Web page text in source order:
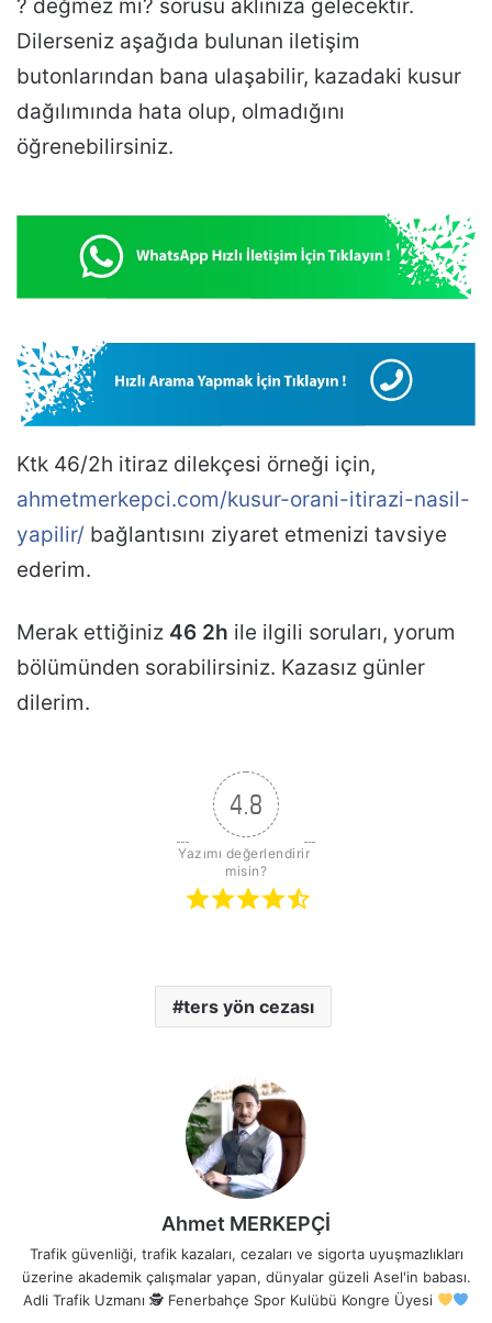
? değmez mi? sorusu aklınıza gelecektir.
Dilerseniz aşağıda bulunan iletişim
butonlarından bana ulaşabilir, kazadaki kusur
dağılımında hata olup, olmadığını
öğrenebilirsiniz.
Ktk 46/2h itiraz dilekçesi örneği için,
ahmetmerkepci.com/kusur-orani-itirazi-nasil-
yapilir/ bağlantısını ziyaret etmenizi tavsiye
ederim.
Merak ettiğiniz 46 2h ile ilgili soruları, yorum
bölümünden sorabilirsiniz. Kazasız günler
dilerim.
4.8
Yazımı değerlendirir
misin?
ters yön cezası
Ahmet MERKEPÇİ
Trafik güvenliği, trafik kazaları, cezaları ve sigorta uyuşmazlıkları
üzerine akademik çalışmalar yapan, dünyalar güzeli Asel'in babası.
Adli Trafik Uzmanı 🕵Fenerbahçe Spor Kulübü Kongre Üyesi